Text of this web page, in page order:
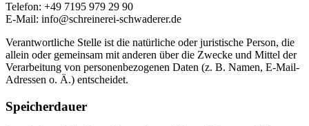
Telefon: +49 7195 979 29 90
E-Mail: info@schreinerei-schwaderer.de
Verantwortliche Stelle ist die natürliche oder juristische Person, die
allein oder gemeinsam mit anderen über die Zwecke und Mittel der
Verarbeitung von personenbezogenen Daten (z. B. Namen, E-Mail-
Adressen o. Ä.) entscheidet.
Speicherdauer